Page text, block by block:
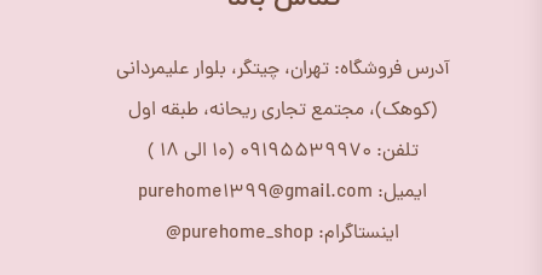
آدرس فروشگاه: تهران، چیتگر، بلوار علیمردانی
(کوهک)، مجتمع تجاری ریحانه، طبقه اول
تلفن: 09195539970 (10 الی 18 )
ایمیل: purehome1399@gmail.com
اینستاگرام: purehome_shop@